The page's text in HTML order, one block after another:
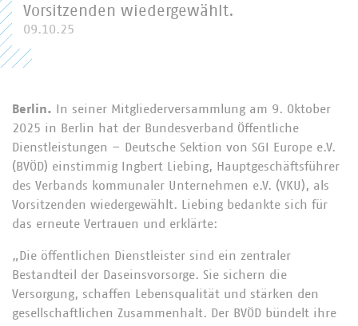
Vorsitzenden wiedergewählt.
09.10.25
Berlin.
In seiner Mitgliederversammlung am 9. Oktober
2025 in Berlin hat der Bundesverband Öffentliche
Dienstleistungen – Deutsche Sektion von SGI Europe e.V.
(BVÖD) einstimmig Ingbert Liebing, Hauptgeschäftsführer
des Verbands kommunaler Unternehmen e.V. (VKU), als
Vorsitzenden wiedergewählt. Liebing bedankte sich für
das erneute Vertrauen und erklärte:
„Die öffentlichen Dienstleister sind ein zentraler
Bestandteil der Daseinsvorsorge. Sie sichern die
Versorgung, schaffen Lebensqualität und stärken den
gesellschaftlichen Zusammenhalt. Der BVÖD bündelt ihre